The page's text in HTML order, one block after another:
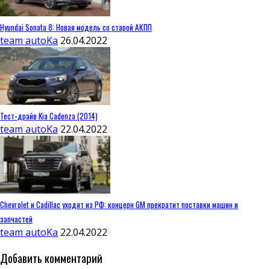
Hyundai Sonata 8: Новая модель со старой АКПП
team autoKa 26.04.2022
Тест-драйв Kia Cadenza (2014)
team autoKa 22.04.2022
Chevrolet и Cadillac уходят из РФ: концерн GM прекратит поставки машин и
запчастей
team autoKa 22.04.2022
Добавить комментарий